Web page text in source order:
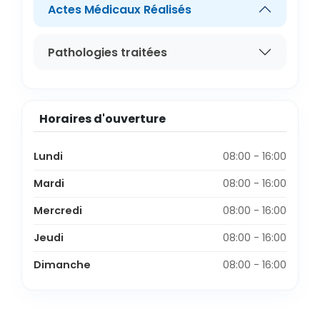
Actes Médicaux Réalisés
Pathologies traitées
Horaires d'ouverture
Lundi
08:00 - 16:00
Mardi
08:00 - 16:00
Mercredi
08:00 - 16:00
Jeudi
08:00 - 16:00
Dimanche
08:00 - 16:00